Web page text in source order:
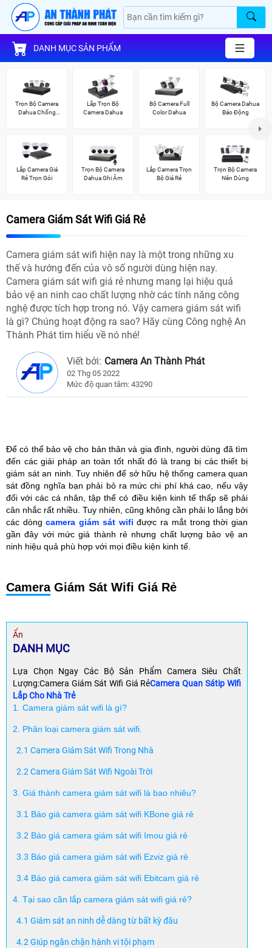
DANH MỤC SẢN PHẨM
Trọn Bộ Camera
Dahua Chống
Lắp Trọn Bộ
Camera Dahua
Bộ Camera Full
Color Dahua
Bộ Camera Dahua
Báo Động
Lắp Camera Giá
Rẻ Trọn Gói
Trọn Bộ Camera
Dahua Ghi Âm
Lắp Camera Trọn
Bộ Giá Rẻ
Trọn Bộ Camera
Nên Dùng
Camera Giám Sát Wifi Giá Rẻ
Camera giám sát wifi hiện nay là một trong những xu
thế và hướng đến của vô số người dùng hiện nay.
Camera giám sát wifi giá rẻ nhưng mang lại hiệu quả
bảo vệ an ninh cao chất lượng nhờ các tính năng công
nghệ được tích hợp trong nó. Vậy camera giám sát wifi
là gì? Chúng hoạt động ra sao? Hãy cùng Công nghệ An
Thành Phát tìm hiểu về nó nhé!
Viết bởi: Camera An Thành Phát
02 Thg 05 2022
Mức độ quan tâm: 43290
Để có thể bảo vệ cho bản thân và gia đình, người dùng đã tìm
đến các giải pháp an toàn tốt nhất đó là trang bị các thiết bị
giám sát an ninh. Tuy nhiên để sở hữu hệ thống camera quan
sát đồng nghĩa bạn phải bỏ ra mức chi phí khá cao, nếu vậy
đối với các cá nhân, tập thể có điều kiện kinh tế thấp sẽ phải
cân nhắc rất nhiều. Tuy nhiên, cũng không cần phải lo lắng bởi
các dòngcamera giám sát wifi được ra mắt trong thời gian
gần đây với mức giá thành rẻ nhưng chất lượng bảo vệ an
ninh hiệu quả phù hợp với mọi điều kiện kinh tế.
CameraGiám Sát Wifi Giá Rẻ
Ẩn
DANH MỤC
Lựa Chọn Ngay Các Bộ Sản Phẩm Camera Siêu Chất
Lượng:Camera Giám Sát Wifi Giá RẻCamera Quan Sátip Wifi
Lắp Cho Nhà Trẻ
1. Camera giám sát wifi là gì?
2. Phân loại camera giám sát wifi.
2.1 Camera Giám Sát Wifi Trong Nhà
2.2 Camera Giám Sát Wifi Ngoài Trời
3. Giá thành camera giám sát wifi là bao nhiêu?
3.1 Báo giá camera giám sát wifi KBone giá rẻ
3 2 Báo giá camera giám sát wifi Imou giá rẻ
3.3 Báo giá camera giám sát wifi Ezviz giá rẻ
3.4 Báo giá camera giám sát wifi Ebitcam giá rẻ
4. Tại sao cần lắp camera giám sát wifi giá rẻ?
4.1 Giám sát an ninh dễ dàng từ bất kỳ đâu
4.2 Giúp ngăn chặn hành vi tội phạm